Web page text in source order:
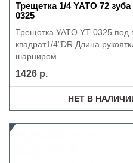
Трещетка 1/4 YATO 72
0325
Трещотка YATO YT-0325 под
квадрат1/4"DR Длина
шарниром..
1426 р.
НЕТ В